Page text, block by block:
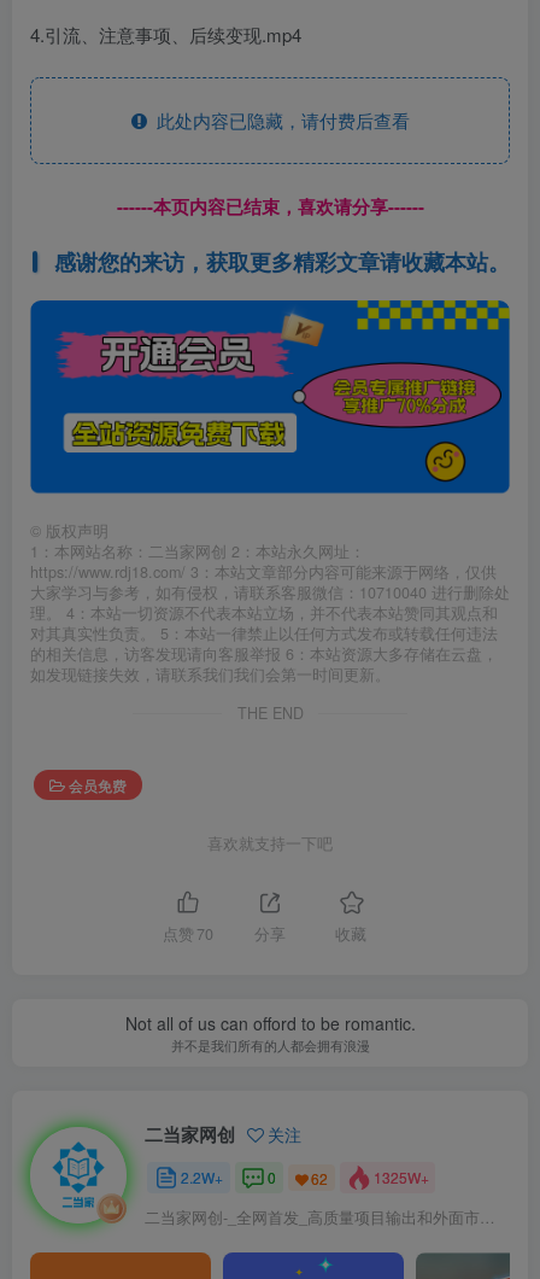
4.引流、注意事项、后续变现.mp4
此处内容已隐藏，请付费后查看
------本页内容已结束，喜欢请分享------
感谢您的来访，获取更多精彩文章请收藏本站。
© 版权声明
1：本网站名称：二当家网创 2：本站永久网址：
https://www.rdj18.com/ 3：本站文章部分内容可能来源于网络，仅供
大家学习与参考，如有侵权，请联系客服微信：10710040 进行删除处
理。 4：本站一切资源不代表本站立场，并不代表本站赞同其观点和
对其真实性负责。 5：本站一律禁止以任何方式发布或转载任何违法
的相关信息，访客发现请向客服举报 6：本站资源大多存储在云盘，
如发现链接失效，请联系我们我们会第一时间更新。
THE END
会员免费
喜欢就支持一下吧
点赞 70 分享 收藏
Not all of us can offord to be romantic.
并不是我们所有的人都会拥有浪漫
二当家网创 关注
2.2W+ 0 62 1325W+
二当家网创-_全网首发_高质量项目输出和外面市场高价课程一模一样